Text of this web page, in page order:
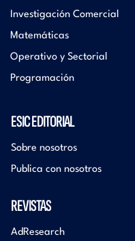
Investigación Comercial
Matemáticas
Operativo y Sectorial
Programación
ESIC EDITORIAL
Sobre nosotros
Publica con nosotros
REVISTAS
AdResearch